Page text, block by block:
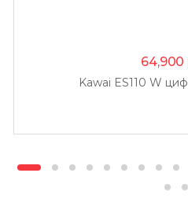
64,900
Kawai ES110 W